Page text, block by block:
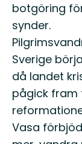
botgöring
synder.
Sverige
då landet
pågick fram
Vasa